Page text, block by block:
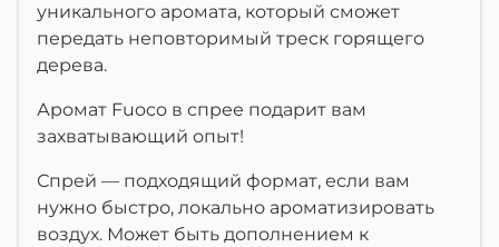
уникального аромата, который сможет
передать неповторимый треск горящего
дерева.
Аромат Fuoco в спрее подарит вам
захватывающий опыт!
Спрей — подходящий формат, если вам
нужно быстро, локально ароматизировать
воздух. Может быть дополнением к